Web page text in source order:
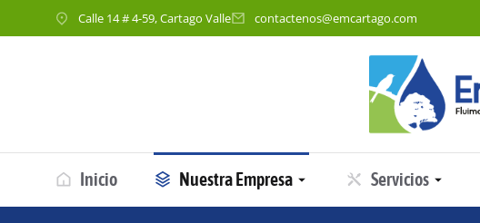
Calle 14 # 4-59, Cartago Valle contactenos@emcartago.com
Inicio Nuestra Empresa Servicios